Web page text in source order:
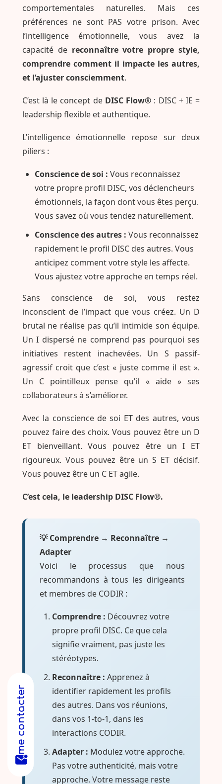
me contacter
comportementales naturelles. Mais ces
préférences ne sont PAS votre prison. Avec
l’intelligence émotionnelle, vous avez la
capacité de reconnaître votre propre style,
comprendre comment il impacte les autres,
et l’ajuster consciemment.
C’est là le concept de DISC Flow® : DISC + IE =
leadership flexible et authentique.
L’intelligence émotionnelle repose sur deux
piliers :
Conscience de soi : Vous reconnaissez
votre propre profil DISC, vos déclencheurs
émotionnels, la façon dont vous êtes perçu.
Vous savez où vous tendez naturellement.
Conscience des autres : Vous reconnaissez
rapidement le profil DISC des autres. Vous
anticipez comment votre style les affecte.
Vous ajustez votre approche en temps réel.
Sans conscience de soi, vous restez
inconscient de l’impact que vous créez. Un D
brutal ne réalise pas qu’il intimide son équipe.
Un I dispersé ne comprend pas pourquoi ses
initiatives restent inachevées. Un S passif-
agressif croit que c’est « juste comme il est ».
Un C pointilleux pense qu’il « aide » ses
collaborateurs à s’améliorer.
Avec la conscience de soi ET des autres, vous
pouvez faire des choix. Vous pouvez être un D
ET bienveillant. Vous pouvez être un I ET
rigoureux. Vous pouvez être un S ET décisif.
Vous pouvez être un C ET agile.
C’est cela, le leadership DISC Flow®.
💡 Comprendre → Reconnaître →
Adapter
Voici le processus que nous
recommandons à tous les dirigeants
et membres de CODIR :
Comprendre : Découvrez votre
propre profil DISC. Ce que cela
signifie vraiment, pas juste les
stéréotypes.
Reconnaître : Apprenez à
identifier rapidement les profils
des autres. Dans vos réunions,
dans vos 1-to-1, dans les
interactions CODIR.
Adapter : Modulez votre approche.
Pas votre authenticité, mais votre
approche. Votre message reste